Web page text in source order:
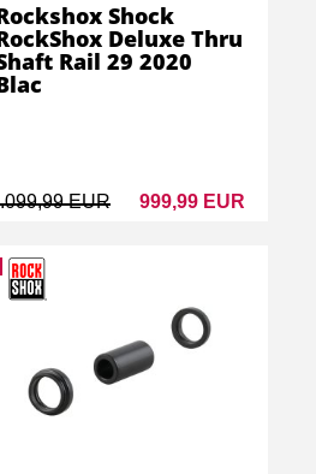
EUR 999,99 EUR
Shock
Deluxe Thru
Rail 29 2020